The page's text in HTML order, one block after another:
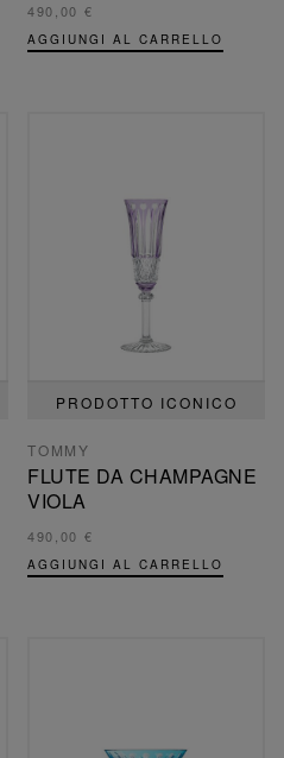
490,00 €
AGGIUNGI AL CARRELLO
PRODOTTO ICONICO
TOMMY
FLUTE DA CHAMPAGNE
VIOLA
490,00 €
AGGIUNGI AL CARRELLO